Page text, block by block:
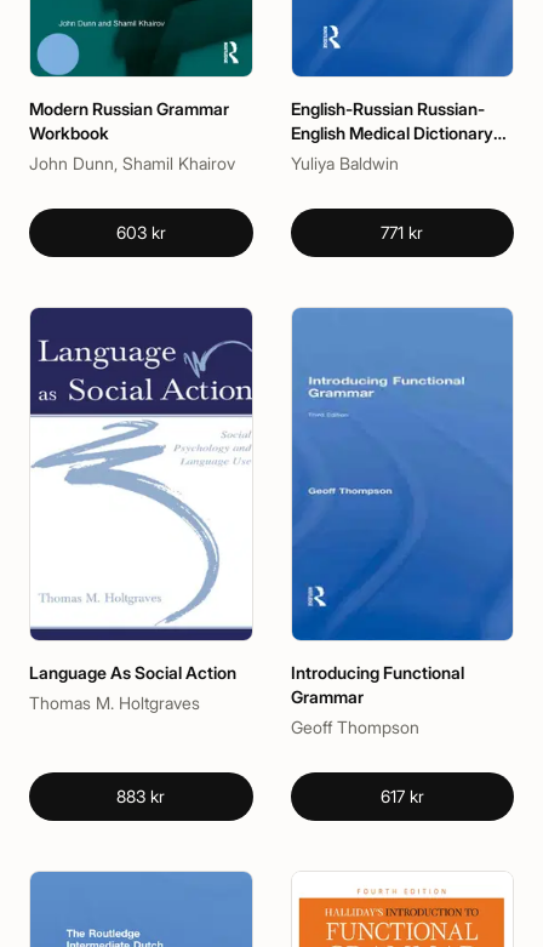
Modern Russian Grammar
Workbook
John Dunn, Shamil Khairov
603 kr
English-Russian Russian-
English Medical Dictionary
and Phrasebook
Yuliya Baldwin
771 kr
Language As Social Action
Thomas M. Holtgraves
883 kr
Introducing Functional
Grammar
Geoff Thompson
617 kr